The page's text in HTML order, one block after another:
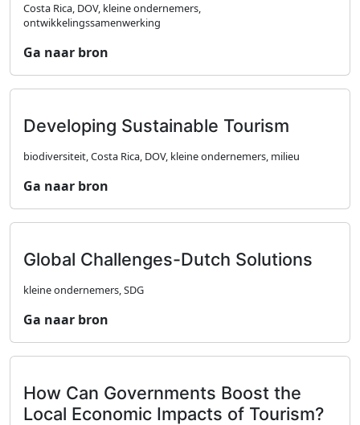
Costa Rica, DOV, kleine ondernemers,
ontwikkelingssamenwerking
Ga naar bron
Developing Sustainable Tourism
biodiversiteit, Costa Rica, DOV, kleine ondernemers, milieu
Ga naar bron
Global Challenges-Dutch Solutions
kleine ondernemers, SDG
Ga naar bron
How Can Governments Boost the
Local Economic Impacts of Tourism?